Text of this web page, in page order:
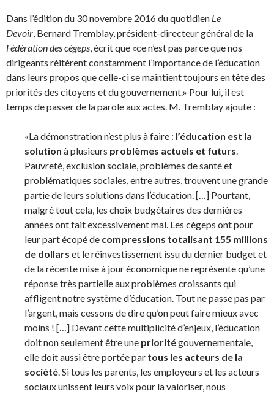
Dans l’édition du 30 novembre 2016 du quotidien Le
Devoir , Bernard Tremblay, président-directeur général de la
Fédération des cégeps , écrit que «ce n’est pas parce que nos
dirigeants réitèrent constamment l’importance de l’éducation
dans leurs propos que celle-ci se maintient toujours en tête des
priorités des citoyens et du gouvernement.» Pour lui, il est
temps de passer de la parole aux actes. M. Tremblay ajoute :
«La démonstration n’est plus à faire : l’éducation est la
solution à plusieurs problèmes actuels et futurs
Pauvreté, exclusion sociale, problèmes de santé et
problématiques sociales, entre autres, trouvent une grande
partie de leurs solutions dans l’éducation. […] Pourtant,
malgré tout cela, les choix budgétaires des dernières
années ont fait excessivement mal. Les cégeps ont pour
leur part écopé de compressions totalisant 155 millions
de dollars et le réinvestissement issu du dernier budget et
de la récente mise à jour économique ne représente qu’une
réponse très partielle aux problèmes croissants qui
affligent notre système d’éducation. Tout ne passe pas par
l’argent, mais cessons de dire qu’on peut faire mieux avec
moins ! […] Devant cette multiplicité d’enjeux, l’éducation
doit non seulement être une prioritégouvernementale,
elle doit aussi être portée par tous les acteurs de la
société . Si tous les parents, les employeurs et les acteurs
sociaux unissent leurs voix pour la valoriser, nous